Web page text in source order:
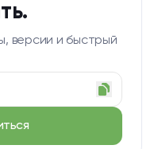
версии и быстрый